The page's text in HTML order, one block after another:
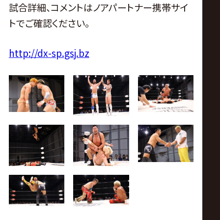
試合詳細、コメントはノアパートナー携帯サイ
トでご確認ください。
http://dx-sp.gsj.bz